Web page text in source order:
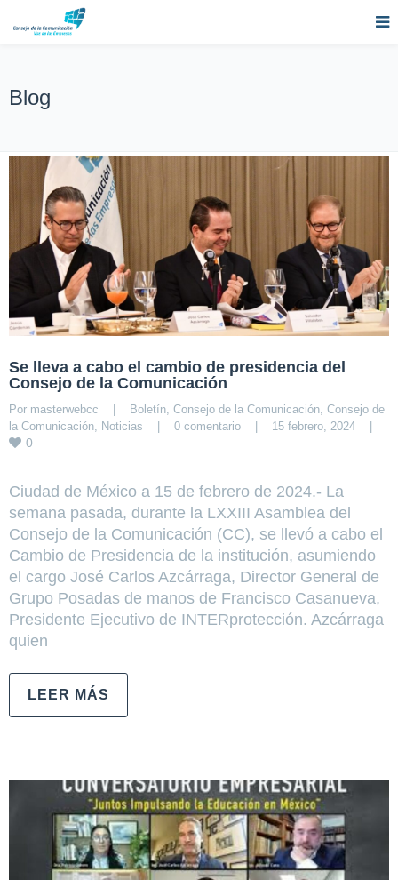
Blog
Se lleva a cabo el cambio de presidencia del
Consejo de la Comunicación
Por masterwebcc | Boletín Consejo de la Comunicación Consejo de
la Comunicación Noticias | 0 comentario | 15 febrero, 2024 |
0
Ciudad de México a 15 de febrero de 2024.- La
semana pasada, durante la LXXIII Asamblea del
Consejo de la Comunicación (CC), se llevó a cabo el
Cambio de Presidencia de la institución, asumiendo
el cargo José Carlos Azcárraga, Director General de
Grupo Posadas de manos de Francisco Casanueva,
Presidente Ejecutivo de INTERprotección. Azcárraga
quien
LEER MÁS